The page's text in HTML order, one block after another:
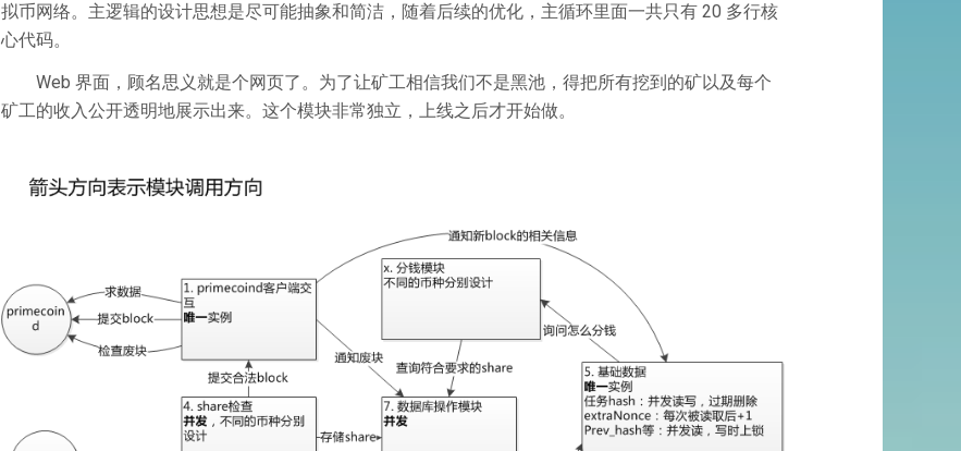
拟币网络。主逻辑的设计思想是尽可能抽象和简洁，随着后续的优化，主循环里面一共只有 20 多行核
心代码。
Web 界面，顾名思义就是个网页了。为了让矿工相信我们不是黑池，得把所有挖到的矿以及每个
矿工的收入公开透明地展示出来。这个模块非常独立，上线之后才开始做。